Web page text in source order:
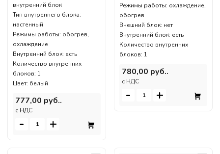
внутренний блок
Тип внутреннего блока:
настенный
Режимы работы: обогрев,
охлаждение
Внутренний блок: есть
Количество внутренних
блоков: 1
Цвет: белый
777,00 руб..
c НДС
- +
Режимы работы: охлаждение,
обогрев
Внешний блок: нет
Внутренний блок: есть
Количество внутренних
блоков: 1
780,00 руб..
c НДС
- +